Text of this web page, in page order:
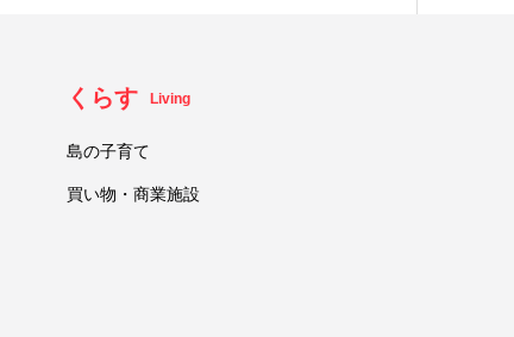
くらす Living
島の子育て
買い物・商業施設